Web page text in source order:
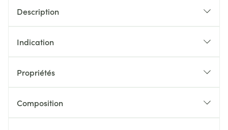
Description
Indication
Propriétés
Composition